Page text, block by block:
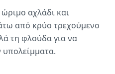
αχλάδι και
από κρύο τρεχούμενο
τη φλούδα για να